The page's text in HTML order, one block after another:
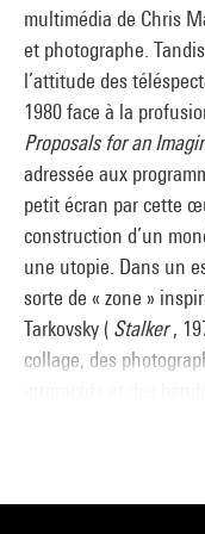
multimédia de Chris
et photographe.
l’attitude des
1980 face à la
Proposals for an
adressée aux
petit écran par cette
construction d’un
une utopie. Dans un
sorte de « zone »
Tarkovsky ( Stalker,
collage, des
interactifs et des